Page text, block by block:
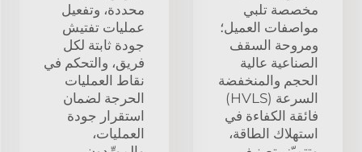
مخصصة تلبي
مواصفات العميل؛
ومروحة السقف
الصناعية عالية
الحجم والمنخفضة
السرعة (HVLS)
فائقة الكفاءة في
استهلاك الطاقة،
محددة، وتفعيل
عمليات تفتيش
جودة ثابتة لكل
فريق، والتحكم في
نقاط العمليات
الحرجة لضمان
استقرار جودة
العمليات،